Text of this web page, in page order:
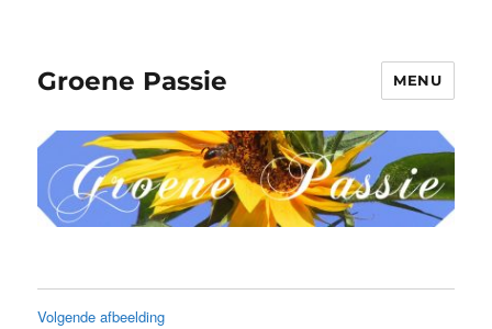
Groene Passie MENU
Volgende afbeelding